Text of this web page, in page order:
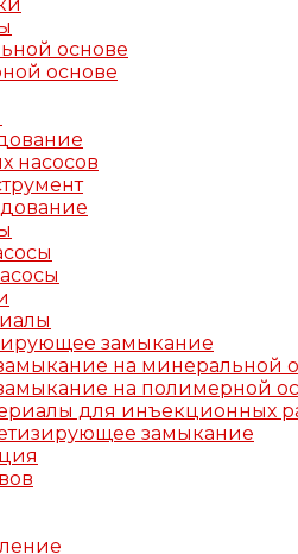
основе
основе
насосов
замыкание
на минеральной
на полимерной
для инъекционных
замыкание